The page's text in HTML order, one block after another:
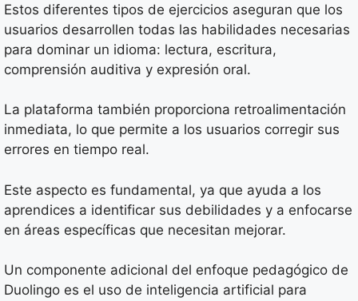
Estos diferentes tipos de ejercicios aseguran que los
usuarios desarrollen todas las habilidades necesarias
para dominar un idioma: lectura, escritura,
comprensión auditiva y expresión oral.
La plataforma también proporciona retroalimentación
inmediata, lo que permite a los usuarios corregir sus
errores en tiempo real.
Este aspecto es fundamental, ya que ayuda a los
aprendices a identificar sus debilidades y a enfocarse
en áreas específicas que necesitan mejorar.
Un componente adicional del enfoque pedagógico de
Duolingo es el uso de inteligencia artificial para